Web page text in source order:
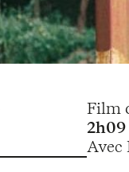
Film
2h09
Avec